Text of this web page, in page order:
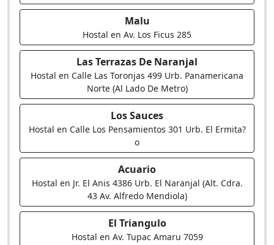
Malu
Hostal en Av. Los Ficus 285
Las Terrazas De Naranjal
Hostal en Calle Las Toronjas 499 Urb. Panamericana
Norte (Al Lado De Metro)
Los Sauces
Hostal en Calle Los Pensamientos 301 Urb. El Ermita?
o
Acuario
Hostal en Jr. El Anis 4386 Urb. El Naranjal (Alt. Cdra.
43 Av. Alfredo Mendiola)
El Triangulo
Hostal en Av. Tupac Amaru 7059